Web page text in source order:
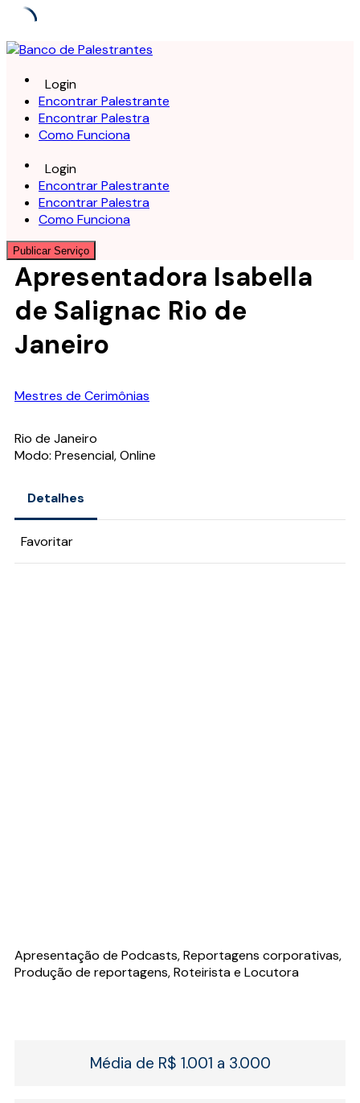
Skip
contentLogin
Encontrar Palestrante
Encontrar Palestra
Como Funciona
Login
Encontrar Palestrante
Encontrar Palestra
Como Funciona
Publicar Serviço
Apresentadora Isabella
de Salignac Rio de
Janeiro
Mestres de Cerimônias
Rio de Janeiro
Modo: Presencial, Online
Detalhes
Favoritar
Apresentação de Podcasts, Reportagens corporativas,
Produção de reportagens, Roteirista e Locutora
Média de R$ 1.001 a 3.000